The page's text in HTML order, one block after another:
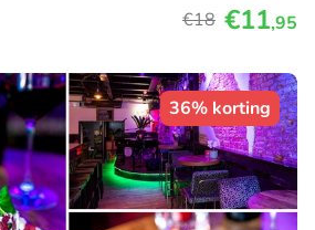
€18 €11,95
36% korting